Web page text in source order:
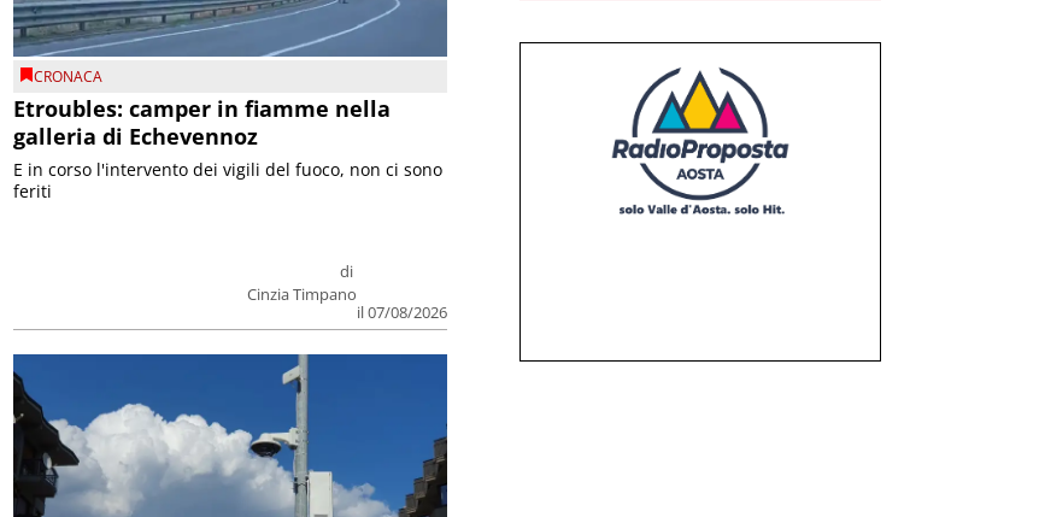
CRONACA
Etroubles: camper in fiamme nella
galleria di Echevennoz
di
Cinzia Timpano
il 07/08/2026
E in corso l'intervento dei vigili del fuoco, non ci sono
feriti